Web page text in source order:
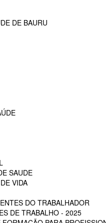
DE BAURU
SAUDE
VIDA
DO TRABALHADOR
DE TRABALHO - 2025